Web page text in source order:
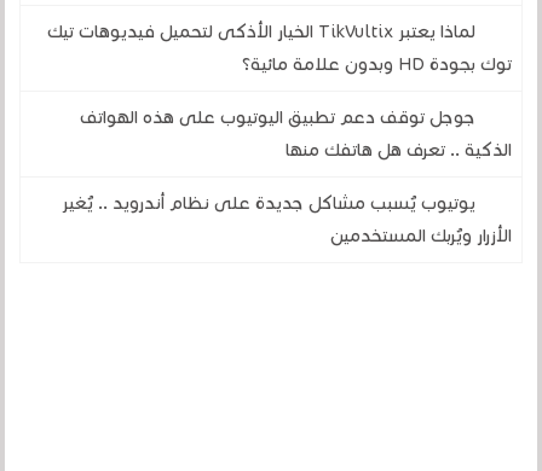
لماذا يعتبر TikVultix الخيار الأذكى لتحميل فيديوهات تيك
توك بجودة HD وبدون علامة مائية؟
جوجل توقف دعم تطبيق اليوتيوب على هذه الهواتف
الذكية .. تعرف هل هاتفك منها
يوتيوب يُسبب مشاكل جديدة على نظام أندرويد .. يُغير
الأزرار ويُربك المستخدمين